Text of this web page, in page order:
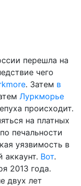
перешла на
чего
. Затем в
Луркморье
происходит.
на платных
печальности
уязвимость в
аккаунт. Вот.
2013 года.
двух лет